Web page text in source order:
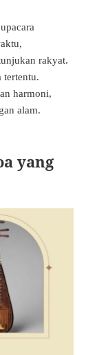
rakyat.
tertentu.
harmoni,
alam.
yang